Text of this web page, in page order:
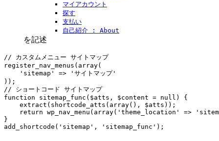
マイアカウント
探す
支払い
自己紹介 : About
を記述
// カスタムメニュー サイトマップ
register_nav_menus(array(
    'sitemap' => 'サイトマップ'
));
// ショートコード サイトマップ
function sitemap_func($atts, $content = null) {
    extract(shortcode_atts(array(), $atts));
return wp_nav_menu(array('theme_location' =>
}